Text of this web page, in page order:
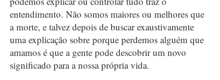
entendimento. Não somos maiores ou melhores que
a morte, e talvez depois de buscar exaustivamente
uma explicação sobre porque perdemos alguém que
amamos é que a gente pode descobrir um novo
significado para a nossa própria vida.